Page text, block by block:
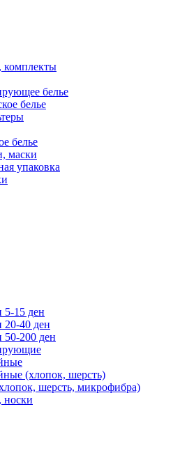
белье
белье
белье
маски
упаковка
5-15 ден
20-40 ден
50-200 ден
(хлопок, шерсть)
шерсть, микрофибра)
носки